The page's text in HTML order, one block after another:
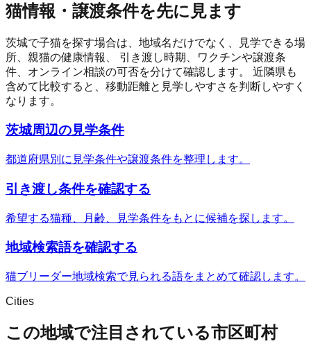
猫情報・譲渡条件を先に見ます
茨城で子猫を探す場合は、地域名だけでなく、見学できる場
所、親猫の健康情報、 引き渡し時期、ワクチンや譲渡条
件、オンライン相談の可否を分けて確認します。 近隣県も
含めて比較すると、移動距離と見学しやすさを判断しやすく
なります。
茨城周辺の見学条件
都道府県別に見学条件や譲渡条件を整理します。
引き渡し条件を確認する
希望する猫種、月齢、見学条件をもとに候補を探します。
地域検索語を確認する
猫ブリーダー地域検索で見られる語をまとめて確認します。
Cities
この地域で注目されている市区町村